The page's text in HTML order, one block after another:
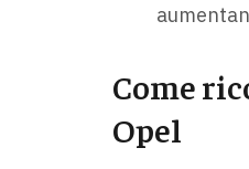
Come
Opel